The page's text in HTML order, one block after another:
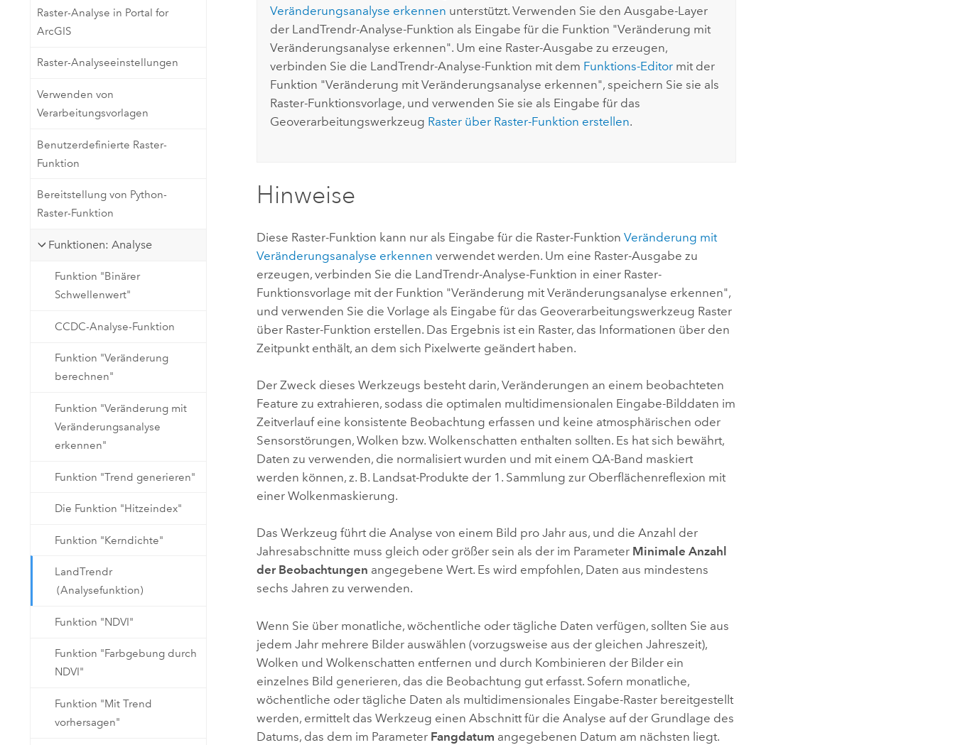
Raster-Analyse in Portal for
ArcGIS
Raster-Analyseeinstellungen
Verwenden von
Verarbeitungsvorlagen
Benutzerdefinierte Raster-
Funktion
Bereitstellung von Python-
Raster-Funktion
Funktionen: Analyse
Funktion "Binärer
Schwellenwert"
CCDC-Analyse-Funktion
Funktion "Veränderung
berechnen"
Funktion "Veränderung mit
Veränderungsanalyse
erkennen"
Funktion "Trend generieren"
Die Funktion "Hitzeindex"
Funktion "Kerndichte"
LandTrendr
(Analysefunktion)
Funktion "NDVI"
Funktion "Farbgebung durch
NDVI"
Funktion "Mit Trend
vorhersagen"
Veränderungsanalyse erkennen unterstützt. Verwenden Sie den Ausgabe-Layer
der LandTrendr-Analyse-Funktion als Eingabe für die Funktion "Veränderung mit
Veränderungsanalyse erkennen". Um eine Raster-Ausgabe zu erzeugen,
verbinden Sie die LandTrendr-Analyse-Funktion mit dem Funktions-Editormit der
Funktion "Veränderung mit Veränderungsanalyse erkennen", speichern Sie sie als
Raster-Funktionsvorlage, und verwenden Sie sie als Eingabe für das
Geoverarbeitungswerkzeug Raster über Raster-Funktion erstellen.
Hinweise
Diese Raster-Funktion kann nur als Eingabe für die Raster-FunktionVeränderung mit
Veränderungsanalyse erkennen verwendet werden. Um eine Raster-Ausgabe zu
erzeugen, verbinden Sie die LandTrendr-Analyse-Funktion in einer Raster-
Funktionsvorlage mit der Funktion "Veränderung mit Veränderungsanalyse erkennen",
und verwenden Sie die Vorlage als Eingabe für das Geoverarbeitungswerkzeug Raster
über Raster-Funktion erstellen. Das Ergebnis ist ein Raster, das Informationen über den
Zeitpunkt enthält, an dem sich Pixelwerte geändert haben.
Der Zweck dieses Werkzeugs besteht darin, Veränderungen an einem beobachteten
Feature zu extrahieren, sodass die optimalen multidimensionalen Eingabe-Bilddaten im
Zeitverlauf eine konsistente Beobachtung erfassen und keine atmosphärischen oder
Sensorstörungen, Wolken bzw. Wolkenschatten enthalten sollten. Es hat sich bewährt,
Daten zu verwenden, die normalisiert wurden und mit einem QA-Band maskiert
werden können, z. B. Landsat-Produkte der 1. Sammlung zur Oberflächenreflexion mit
einer Wolkenmaskierung.
Das Werkzeug führt die Analyse von einem Bild pro Jahr aus, und die Anzahl der
Jahresabschnitte muss gleich oder größer sein als der im Parameter Minimale Anzahl
der Beobachtungen angegebene Wert. Es wird empfohlen, Daten aus mindestens
sechs Jahren zu verwenden.
Wenn Sie über monatliche, wöchentliche oder tägliche Daten verfügen, sollten Sie aus
jedem Jahr mehrere Bilder auswählen (vorzugsweise aus der gleichen Jahreszeit),
Wolken und Wolkenschatten entfernen und durch Kombinieren der Bilder ein
einzelnes Bild generieren, das die Beobachtung gut erfasst. Sofern monatliche,
wöchentliche oder tägliche Daten als multidimensionales Eingabe-Raster bereitgestellt
werden, ermittelt das Werkzeug einen Abschnitt für die Analyse auf der Grundlage des
Datums, das dem im Parameter Fangdatum angegebenen Datum am nächsten liegt.